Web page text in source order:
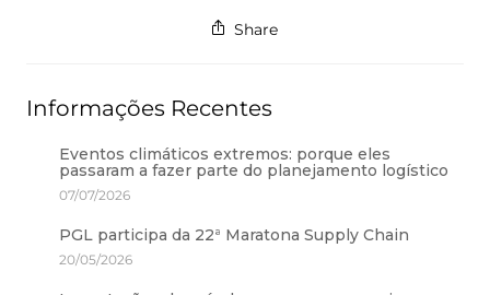
Share
Informações Recentes
Eventos climáticos extremos: porque eles
passaram a fazer parte do planejamento logístico
07/07/2026
PGL participa da 22ª Maratona Supply Chain
20/05/2026